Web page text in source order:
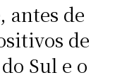
antes de
de
Sul e o